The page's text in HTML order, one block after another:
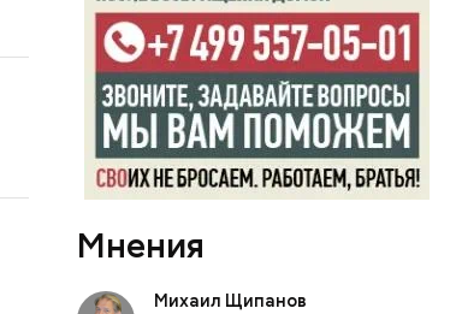
Мнения
Михаил Щипанов